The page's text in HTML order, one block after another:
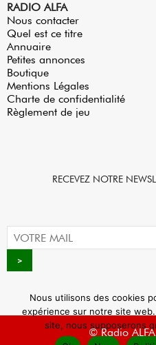
RADIO ALFA
Nous contacter
Quel est ce titre
Annuaire
Petites annonces
Boutique
Mentions Légales
Charte de confidentialité
Règlement de jeu
RECEVEZ NOTRE
© Radio
Nous utilisons des cookies
expérience sur notre site
site, nous supposerons